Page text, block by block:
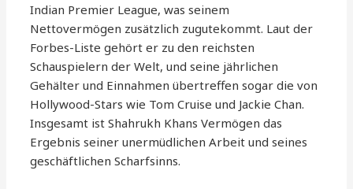
Indian Premier League, was seinem
Nettovermögen zusätzlich zugutekommt. Laut der
Forbes-Liste gehört er zu den reichsten
Schauspielern der Welt, und seine jährlichen
Gehälter und Einnahmen übertreffen sogar die von
Hollywood-Stars wie Tom Cruise und Jackie Chan.
Insgesamt ist Shahrukh Khans Vermögen das
Ergebnis seiner unermüdlichen Arbeit und seines
geschäftlichen Scharfsinns.